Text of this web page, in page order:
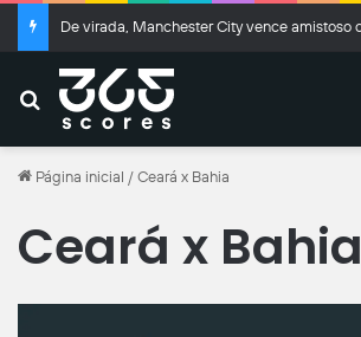
Buscar
Página inicial / Ceará x Bahia
Ceará x Bahia